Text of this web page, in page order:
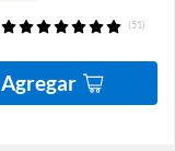
(51)
Agregar